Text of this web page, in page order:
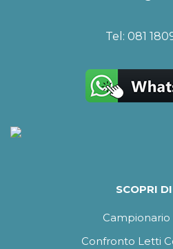
Tel: 081
SCOPRI
Campionario
Confronto Letti